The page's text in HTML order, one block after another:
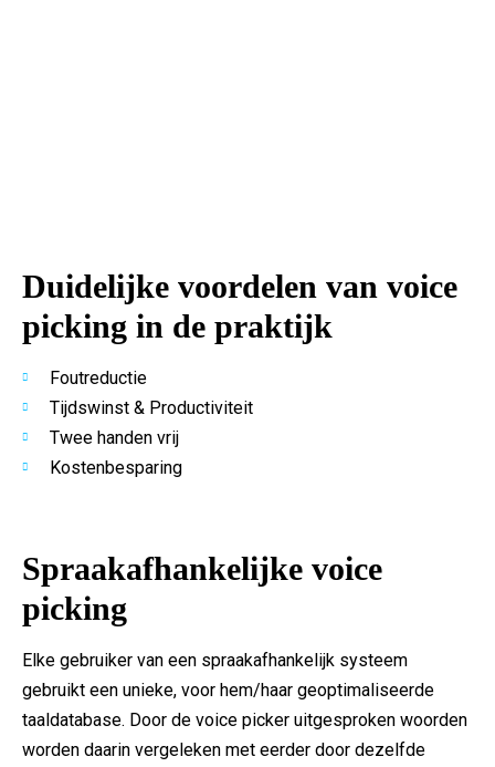
Duidelijke voordelen van voice
picking in de praktijk
Foutreductie
Tijdswinst & Productiviteit
Twee handen vrij
Kostenbesparing
Spraakafhankelijke voice
picking
Elke gebruiker van een spraakafhankelijk systeem
gebruikt een unieke, voor hem/haar geoptimaliseerde
taaldatabase. Door de voice picker uitgesproken woorden
worden daarin vergeleken met eerder door dezelfde